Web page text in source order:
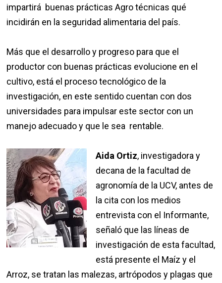
impartirá buenas prácticas Agro técnicas qué
incidirán en la seguridad alimentaria del país.
Más que el desarrollo y progreso para que el
productor con buenas prácticas evolucione en el
cultivo, está el proceso tecnológico de la
investigación, en este sentido cuentan con dos
universidades para impulsar este sector con un
manejo adecuado y que le sea rentable.
Aida Ortiz, investigadora y
decana de la facultad de
agronomía de la UCV, antes de
la cita con los medios
entrevista con el Informante,
señaló que las líneas de
investigación de esta facultad,
está presente el Maíz y el
Arroz, se tratan las malezas, artrópodos y plagas que